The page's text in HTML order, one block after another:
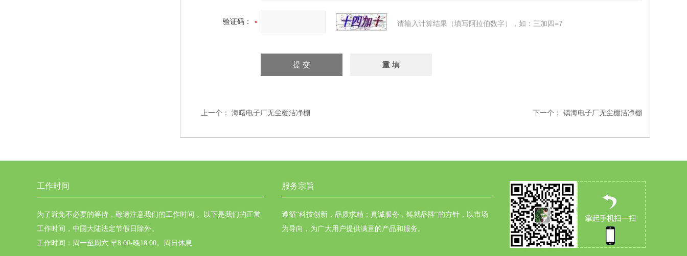
验证码： 请输入计算结果（填写阿拉伯数字），如：三加四=7
上一个： 海曙电子厂无尘棚洁净棚 下一个： 镇海电子厂无尘棚洁净棚
工作时间
为了避免不必要的等待，敬请注意我们的工作时间 。以下是我们的正常
工作时间，中国大陆法定节假日除外。
工作时间：周一至周六 早8:00-晚18:00。周日休息
服务宗旨
遵循“科技创新，品质求精；真诚服务，铸就品牌”的方针，以市场
为导向，为广大用户提供满意的产品和服务。